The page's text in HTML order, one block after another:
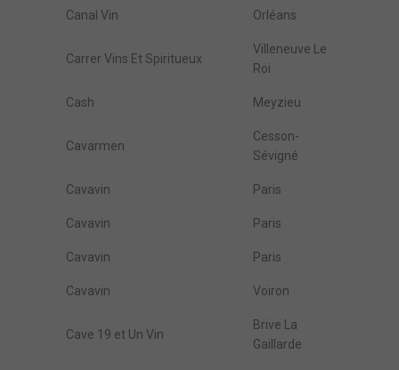
Canal Vin Orléans
Carrer Vins Et Spiritueux
Villeneuve Le
Roi
Cash Meyzieu
Cavarmen
Cesson-
Sévigné
Cavavin Paris
Cavavin Paris
Cavavin Paris
Cavavin Voiron
Cave 19 et Un Vin
Brive La
Gaillarde